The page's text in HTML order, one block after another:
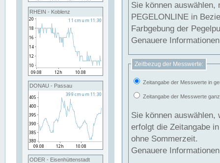
RHEIN - Koblenz
DONAU - Passau
ODER - Eisenhüttenstadt
Sie können
PEGELONLINE in Beziehung
Farbgebung der
Genauere
Zeitbezug der Messwerte:
Zeitangabe der Messwerte in
Zeitangabe der Messwerte
Sie können auswählen,
erfolgt die Zeitangabe
ohne Sommerzeit.
Genauere